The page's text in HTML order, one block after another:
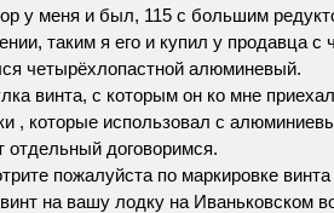
у меня и был, 115 с большим
таким я его и купил у продавца
четырёхлопастной алюминевый.
винта, с которым он ко мне
, которые использовал с
отдельный договоримся.
пожалуйста по маркировке
на вашу лодку на Иваньковском